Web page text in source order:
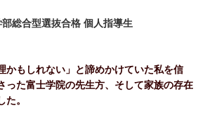
総合型選抜合格 個人指導生
かもしれない」と諦めかけていた私を信
った富士学院の先生方、そして家族の存在
。